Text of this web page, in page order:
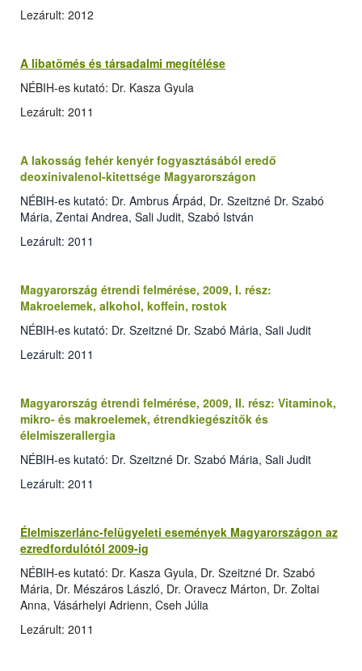
Lezárult: 2012
A libatömés és társadalmi megítélése
NÉBIH-es kutató: Dr. Kasza Gyula
Lezárult: 2011
A lakosság fehér kenyér fogyasztásából eredő
deoxinivalenol-kitettsége Magyarországon
NÉBIH-es kutató: Dr. Ambrus Árpád, Dr. Szeitzné Dr. Szabó
Mária, Zentai Andrea, Sali Judit, Szabó István
Lezárult: 2011
Magyarország étrendi felmérése, 2009, I. rész:
Makroelemek, alkohol, koffein, rostok
NÉBIH-es kutató: Dr. Szeitzné Dr. Szabó Mária, Sali Judit
Lezárult: 2011
Magyarország étrendi felmérése, 2009, II. rész: Vitaminok,
mikro- és makroelemek, étrendkiegészítők és
élelmiszerallergia
NÉBIH-es kutató: Dr. Szeitzné Dr. Szabó Mária, Sali Judit
Lezárult: 2011
Élelmiszerlánc-felügyeleti események Magyarországon az
ezredfordulótól 2009-ig
NÉBIH-es kutató: Dr. Kasza Gyula, Dr. Szeitzné Dr. Szabó
Mária, Dr. Mészáros László, Dr. Oravecz Márton, Dr. Zoltai
Anna, Vásárhelyi Adrienn, Cseh Júlia
Lezárult: 2011